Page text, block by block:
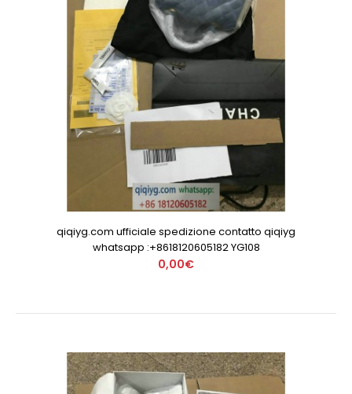
qiqiyg.com ufficiale spedizione contatto qiqiyg
whatsapp :+8618120605182 YG108
0,00€